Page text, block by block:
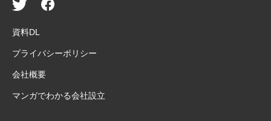
資料DL
プライバシーポリシー
会社概要
マンガでわかる会社設立